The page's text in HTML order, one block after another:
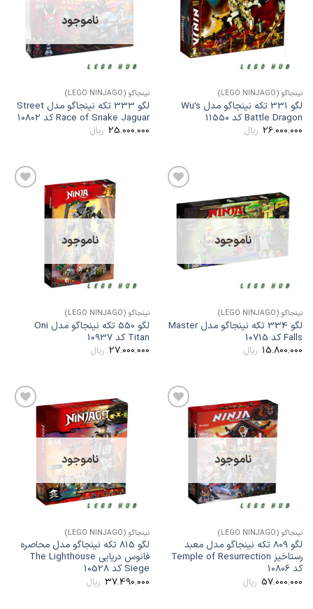
ها
نینجاگو (LEGO NINJAGO)
لگو 331 تکه نینجاگو مدل Wu’s
Battle Dragon کد 11550
26.000.000 ریال
ها
ناموجود
نینجاگو (LEGO NINJAGO)
لگو 333 تکه نینجاگو مدل Street
Race of Snake Jaguar کد 10802
25.000.000 ریال
افزودن
به
علاقه
مندی
ها
ناموجود
نینجاگو (LEGO NINJAGO)
لگو 334 تکه نینجاگو مدل Master
Falls کد 10715
15.800.000 ریال
افزودن
علاقه
مندی
ناموجود
نینجاگو (LEGO NINJAGO)
لگو 550 تکه نینجاگو مدل Oni
Titan کد 10937
27.000.000 ریال
افزودن
به
علاقه
مندی
ناموجود
نینجاگو (LEGO NINJAGO)
لگو 809 تکه نینجاگو مدل معبد
رستاخیز Temple of Resurrection
کد 10806
57.000.000 ریال
افزودن
به
علاقه
مندی
ناموجود
نینجاگو (LEGO NINJAGO)
لگو 815 تکه نینجاگو مدل محاصره
فانوس دریایی The Lighthouse
Siege کد 10528
37.490.000 ریال